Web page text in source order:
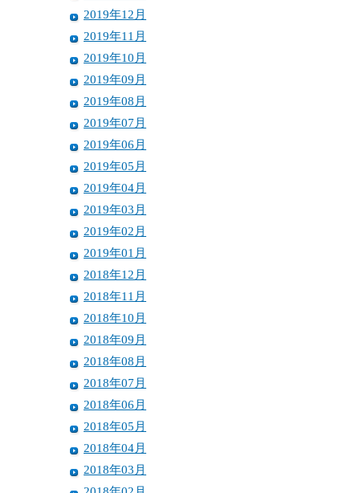
2019年12月
2019年11月
2019年10月
2019年09月
2019年08月
2019年07月
2019年06月
2019年05月
2019年04月
2019年03月
2019年02月
2019年01月
2018年12月
2018年11月
2018年10月
2018年09月
2018年08月
2018年07月
2018年06月
2018年05月
2018年04月
2018年03月